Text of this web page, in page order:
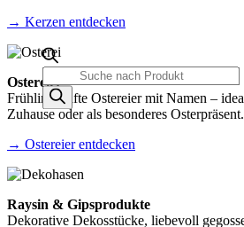
Products
search
→ Kerzen entdecken
Ostereier
Frühlingshafte Ostereier mit Namen –
Zuhause oder als besonderes
→ Ostereier entdecken
Raysin & Gipsprodukte
Dekorative Dekosstücke, liebevoll